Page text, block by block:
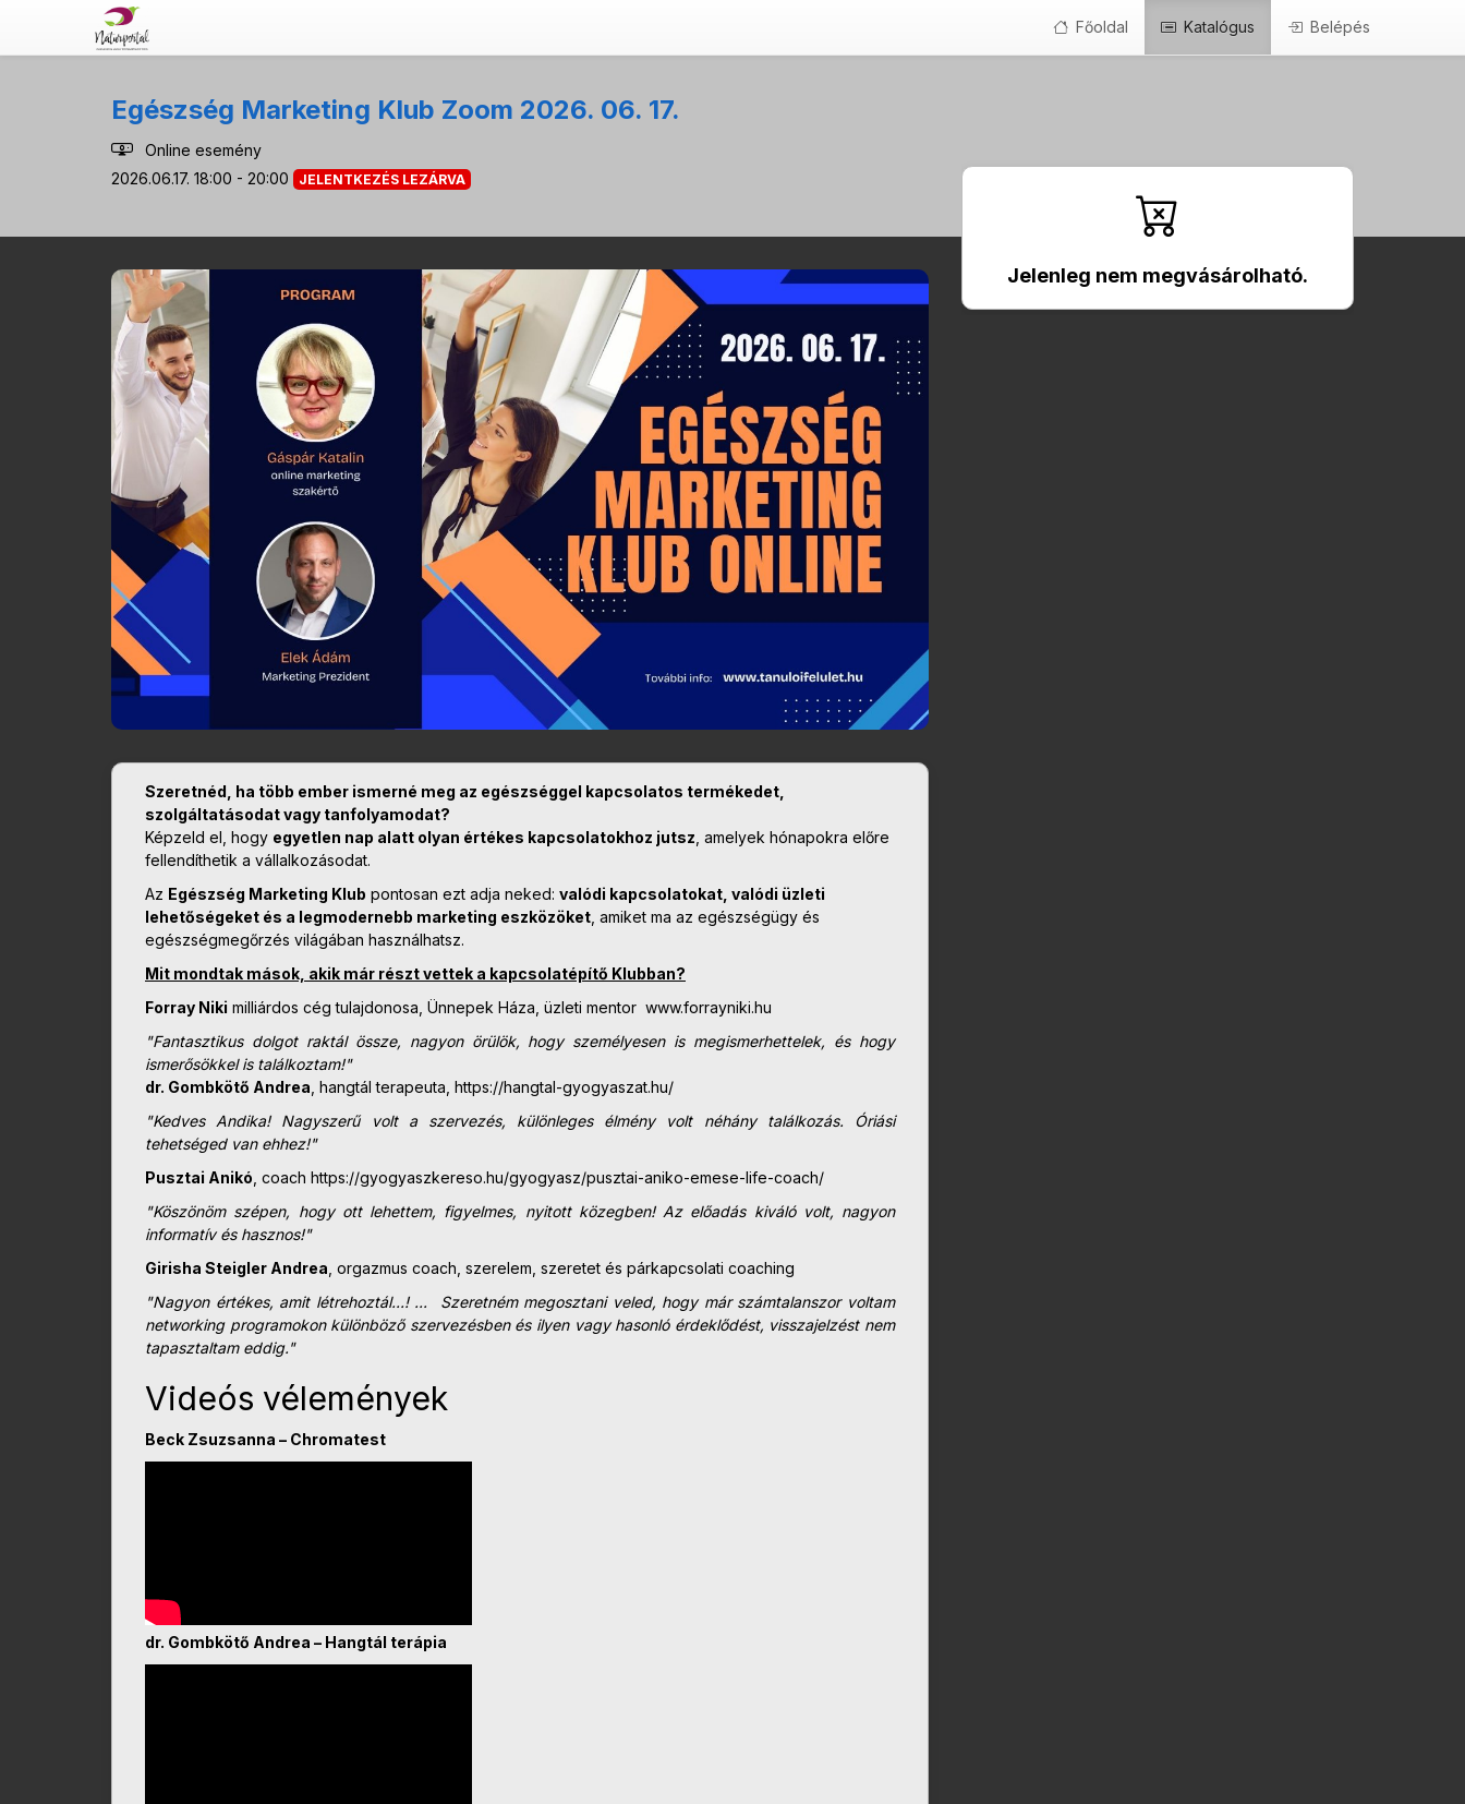
Főoldal Katalógus Belépés
Egészség Marketing Klub Zoom 2026. 06. 17.
Online esemény
2026.06.17. 18:00 - 20:00
JELENTKEZÉS LEZÁRVA
Szeretnéd, ha több ember ismerné meg az egészséggel kapcsolatos termékedet,
szolgáltatásodat vagy tanfolyamodat?
Képzeld el, hogy egyetlen nap alatt olyan értékes kapcsolatokhoz jutsz , amelyek hónapokra előre
fellendíthetik a vállalkozásodat.
Az Egészség Marketing Klub pontosan ezt adja neked: valódi kapcsolatokat, valódi üzleti
lehetőségeket és a legmodernebb marketing eszközöket , amiket ma az egészségügy és
egészségmegőrzés világában használhatsz.
Mit mondtak mások, akik már részt vettek a kapcsolatépítő Klubban?
Forray Niki milliárdos cég tulajdonosa, Ünnepek Háza, üzleti mentor www.forrayniki.hu
"Fantasztikus dolgot raktál össze, nagyon örülök, hogy személyesen is megismerhettelek, és hogy
ismerősökkel is találkoztam!"
dr. Gombkötő Andrea , hangtál terapeuta, https://hangtal-gyogyaszat.hu/
"Kedves Andika! Nagyszerű volt a szervezés, különleges élmény volt néhány találkozás. Óriási
tehetséged van ehhez!"
Pusztai Anikó , coach https://gyogyaszkereso.hu/gyogyasz/pusztai-aniko-emese-life-coach/
"Köszönöm szépen, hogy ott lehettem, figyelmes, nyitott közegben! Az előadás kiváló volt, nagyon
informatív és hasznos!"
Girisha Steigler Andrea , orgazmus coach, szerelem, szeretet és párkapcsolati coaching
"Nagyon értékes, amit létrehoztál...! ... Szeretném megosztani veled, hogy már számtalanszor voltam
networking programokon különböző szervezésben és ilyen vagy hasonló érdeklődést, visszajelzést nem
tapasztaltam eddig."
Videós vélemények
Beck Zsuzsanna – Chromatest
dr. Gombkötő Andrea – Hangtál terápia
Jelenleg nem megvásárolható.